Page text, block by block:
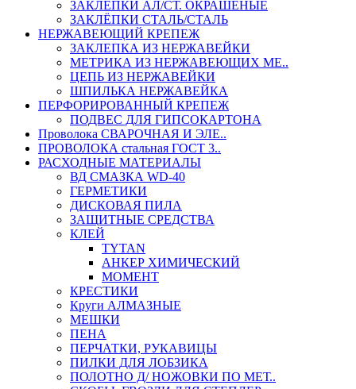
ЗАКЛЁПКИ АЛ/СТ. ОКРАШЕНЫЕ
ЗАКЛЁПКИ СТАЛЬ/СТАЛЬ
НЕРЖАВЕЮЩИЙ КРЕПЕЖ
ЗАКЛЕПКА ИЗ НЕРЖАВЕЙКИ
МЕТРИКА ИЗ НЕРЖАВЕЮЩИХ МЕ..
ЦЕПЬ ИЗ НЕРЖАВЕЙКИ
ШПИЛЬКА НЕРЖАВЕЙКА
ПЕРФОРИРОВАННЫЙ КРЕПЕЖ
ПОДВЕС ДЛЯ ГИПСОКАРТОНА
Проволока СВАРОЧНАЯ И ЭЛЕ..
ПРОВОЛОКА стальная ГОСТ 3..
РАСХОДНЫЕ МАТЕРИАЛЫ
ВД СМАЗКА WD-40
ГЕРМЕТИКИ
ДИСКОВАЯ ПИЛА
ЗАЩИТНЫЕ СРЕДСТВА
КЛЕЙ
TYTAN
АНКЕР ХИМИЧЕСКИЙ
МОМЕНТ
КРЕСТИКИ
Круги АЛМАЗНЫЕ
МЕШКИ
ПЕНА
ПЕРЧАТКИ, РУКАВИЦЫ
ПИЛКИ ДЛЯ ЛОБЗИКА
ПОЛОТНО Д/ НОЖОВКИ ПО МЕТ..